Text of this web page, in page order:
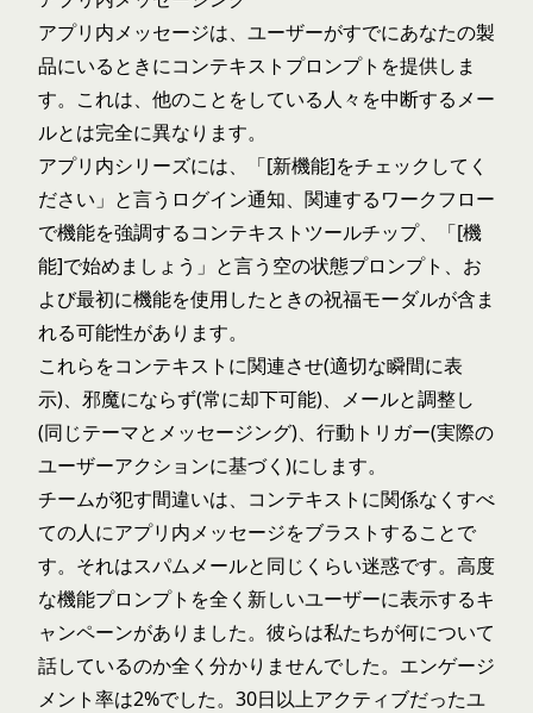
アプリ内メッセージは、ユーザーがすでにあなたの製
品にいるときにコンテキストプロンプトを提供しま
す。これは、他のことをしている人々を中断するメー
ルとは完全に異なります。
アプリ内シリーズには、「[新機能]をチェックしてく
ださい」と言うログイン通知、関連するワークフロー
で機能を強調するコンテキストツールチップ、「[機
能]で始めましょう」と言う空の状態プロンプト、お
よび最初に機能を使用したときの祝福モーダルが含ま
れる可能性があります。
これらをコンテキストに関連させ(適切な瞬間に表
示)、邪魔にならず(常に却下可能)、メールと調整し
(同じテーマとメッセージング)、行動トリガー(実際の
ユーザーアクションに基づく)にします。
チームが犯す間違いは、コンテキストに関係なくすべ
ての人にアプリ内メッセージをブラストすることで
す。それはスパムメールと同じくらい迷惑です。高度
な機能プロンプトを全く新しいユーザーに表示するキ
ャンペーンがありました。彼らは私たちが何について
話しているのか全く分かりませんでした。エンゲージ
メント率は2%でした。30日以上アクティブだったユ